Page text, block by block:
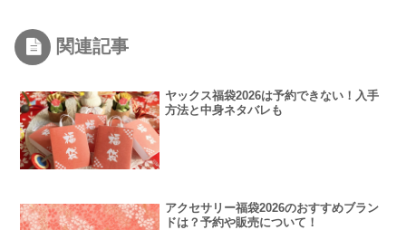
関連記事
ヤックス福袋2026は予約できない！入手
方法と中身ネタバレも
アクセサリー福袋2026のおすすめブラン
ドは？予約や販売について！